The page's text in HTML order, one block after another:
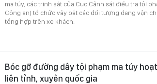
ma túy, các trinh sát của Cục Cảnh sát điều tra tội
Công an) tổ chức vây bắt các đối tượng đang vận
tổng hợp trên xe khách.
Bóc gỡ đường dây tội phạm ma túy
liên tỉnh, xuyên quốc gia